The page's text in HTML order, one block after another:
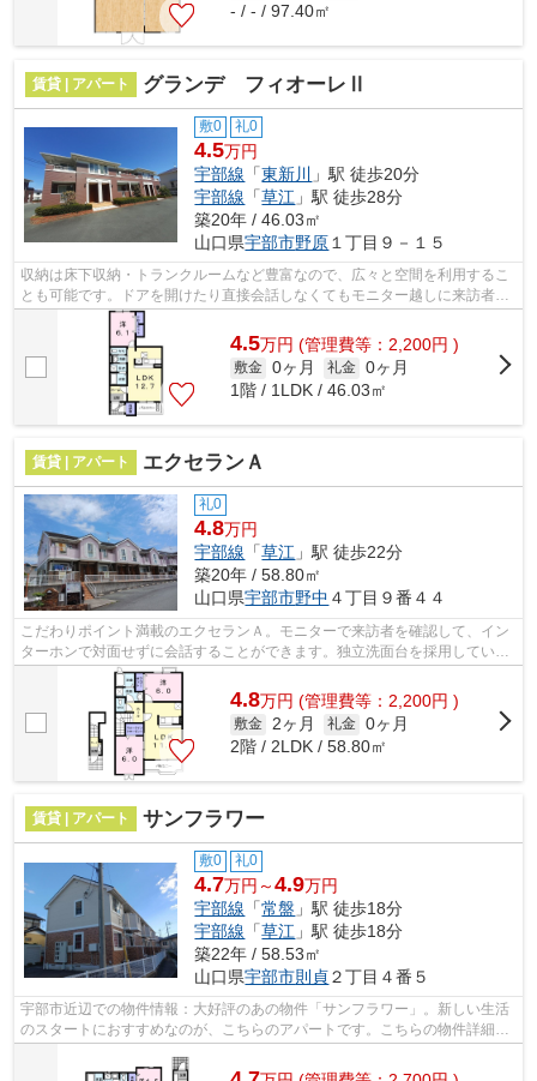
- / - / 97.40㎡
賃貸 | アパート グランデ フィオーレⅡ
敷0 礼0
4.5万円
宇部線 「東新川 」駅 徒歩20分
宇部線 「草江 」駅 徒歩28分
築20年 / 46.03㎡
山口県宇部市野原 １丁目９－１５
収納は床下収納・トランクルームなど豊富なので、広々と空間を利用するこ
とも可能です。ドアを開けたり直接会話しなくてもモニター越しに来訪者を
確認できるモニター付きインターホン...
4.5万円 (管理費等：2,200円 )
敷金 0ヶ月 礼金 0ヶ月
1階 / 1LDK / 46.03㎡
賃貸 | アパート エクセランＡ
礼0
4.8万円
宇部線 「草江 」駅 徒歩22分
築20年 / 58.80㎡
山口県宇部市野中 ４丁目９番４４
こだわりポイント満載のエクセランＡ。モニターで来訪者を確認して、イン
ターホンで対面せずに会話することができます。独立洗面台を採用している
ので、歯ブラシやドライヤーなどをま...
4.8万円 (管理費等：2,200円 )
敷金 2ヶ月 礼金 0ヶ月
2階 / 2LDK / 58.80㎡
賃貸 | アパート サンフラワー
敷0 礼0
4.7万円～4.9万円
宇部線 「常盤 」駅 徒歩18分
宇部線 「草江 」駅 徒歩18分
築22年 / 58.53㎡
山口県宇部市則貞２丁目４番５
宇部市近辺での物件情報：大好評のあの物件「サンフラワー」。新しい生活
のスタートにおすすめなのが、こちらのアパートです。こちらの物件詳細に